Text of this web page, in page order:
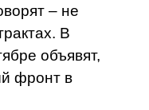
– не
В
объявят,
фронт в